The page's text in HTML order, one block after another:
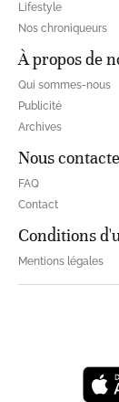
Lifestyle
Nos chroniqueurs
À propos de
Qui sommes-nous
Publicité
Archives
Nous
FAQ
Contact
Conditions
Mentions légales